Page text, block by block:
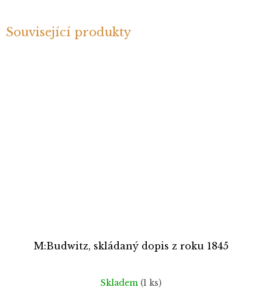
Související produkty
M:Budwitz, skládaný dopis z roku 1845
Skladem (1 ks)